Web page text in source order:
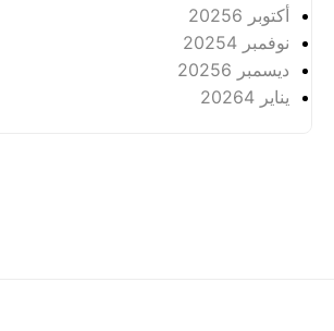
أكتوبر 2025 6
نوفمبر 2025 4
ديسمبر 2025 6
يناير 2026 4